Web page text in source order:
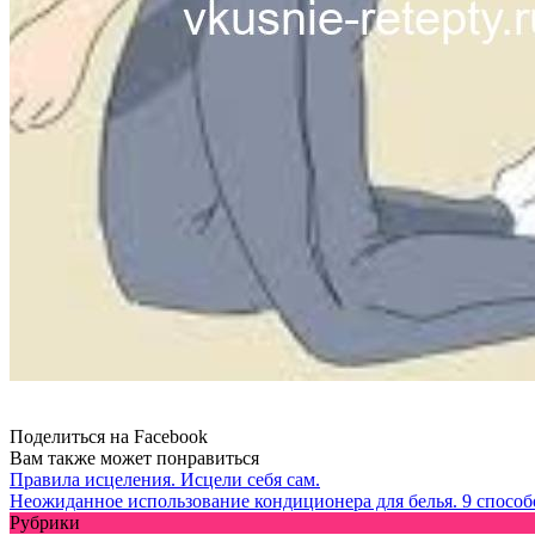
Поделиться на Facebook
Вам также может понравиться
Правила исцеления. Исцели себя сам.
Неожиданное использование кондиционера для белья. 9
Рубрики